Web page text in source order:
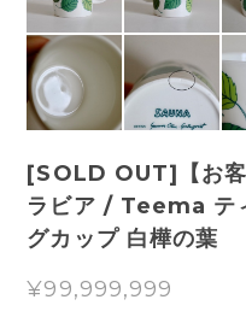
[SOLD OUT]【お
ラビア / Teema テ
グカップ 白樺の葉
¥99,999,999